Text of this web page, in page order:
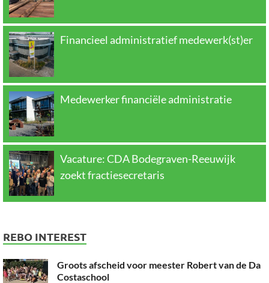
Financieel administratief medewerk(st)er
Medewerker financiële administratie
Vacature: CDA Bodegraven-Reeuwijk
zoekt fractiesecretaris
REBO INTEREST
Groots afscheid voor meester Robert van de Da
Costaschool